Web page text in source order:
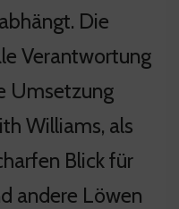
Die
Verantwortung
Umsetzung
Williams, als
Blick für
andere Löwen